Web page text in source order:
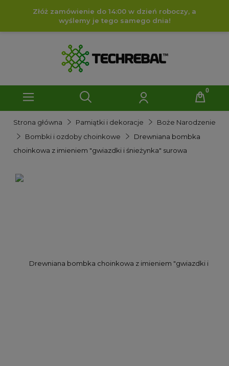
Złóż zamówienie do 14:00 w dzień roboczy, a
wyślemy je tego samego dnia!
Strona główna Pamiątki i dekoracje
Boże Narodzenie
Bombki i ozdoby choinkowe
Drewniana bombka
choinkowa z imieniem "gwiazdki i śnieżynka" surowa